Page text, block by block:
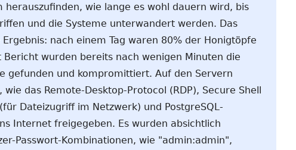
herauszufinden, wie lange es wohl dauern wird, bis
und die Systeme unterwandert werden. Das
nach einem Tag waren 80% der Honigtöpfe
Bericht wurden bereits nach wenigen Minuten die
gefunden und kompromittiert. Auf den Servern
wie das Remote-Desktop-Protocol (RDP), Secure Shell
Dateizugriff im Netzwerk) und PostgreSQL-
Internet freigegeben. Es wurden absichtlich
Passwort-Kombinationen, wie "admin:admin",